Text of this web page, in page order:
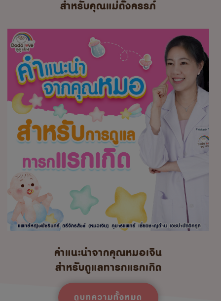
สำหรับคุณแม่ตั้งครรภ์
คำแนะนำจากคุณหมอเจิน
สำหรับดูแลทารกแรกเกิด
ดูบทความทั้งหมด